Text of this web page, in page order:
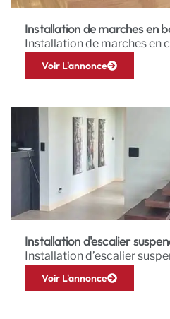
Installation de marches en
Installation de marches en
Voir L'annonce
Installation d'escalier
Installation d’escalier
Voir L'annonce